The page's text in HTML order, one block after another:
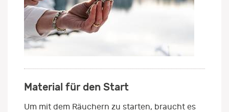
Material für den Start
Um mit dem Räuchern zu starten, braucht es